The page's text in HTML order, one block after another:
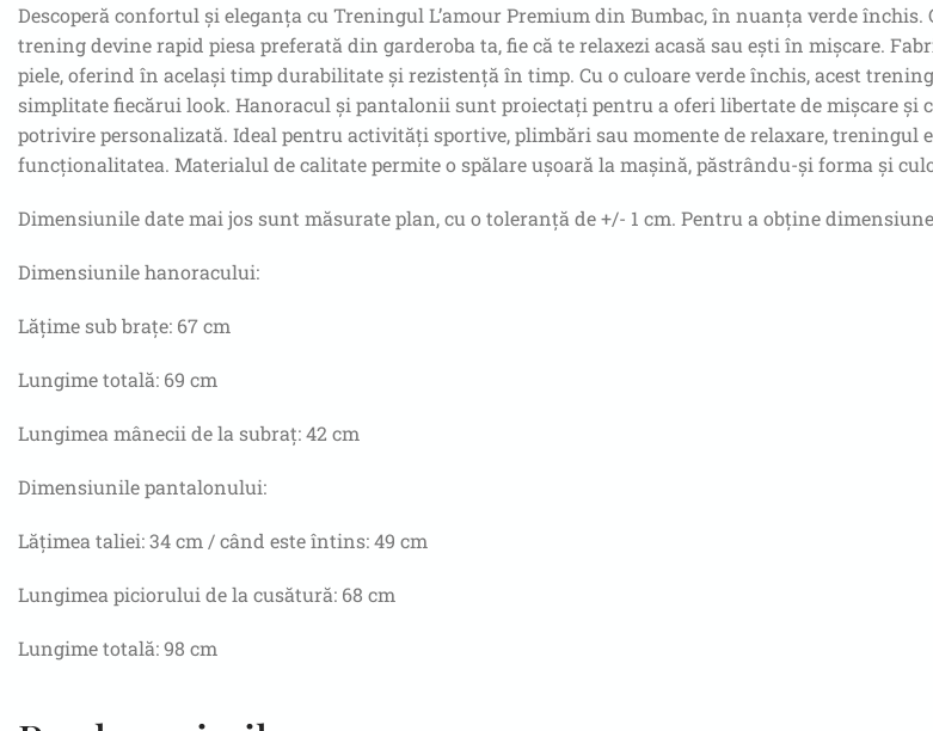
Descoperă confortul și eleganța cu Treningul L’amour Premium din Bumbac, în nuanța verde
trening devine rapid piesa preferată din garderoba ta, fie că te relaxezi acasă sau ești în mișcare.
piele, oferind în același timp durabilitate și rezistență în timp. Cu o culoare verde închis, acest
simplitate fiecărui look. Hanoracul și pantalonii sunt proiectați pentru a oferi libertate de mișcare și
potrivire personalizată. Ideal pentru activități sportive, plimbări sau momente de relaxare, treningul
funcționalitatea. Materialul de calitate permite o spălare ușoară la mașină, păstrându-și forma și
Dimensiunile date mai jos sunt măsurate plan, cu o toleranță de +/- 1 cm. Pentru a obține
Dimensiunile hanoracului:
Lățime sub brațe: 67 cm
Lungime totală: 69 cm
Lungimea mânecii de la subraț: 42 cm
Dimensiunile pantalonului:
Lățimea taliei: 34 cm / când este întins: 49 cm
Lungimea piciorului de la cusătură: 68 cm
Lungime totală: 98 cm